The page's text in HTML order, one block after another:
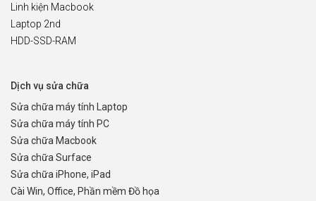
Linh kiện Macbook
Laptop 2nd
HDD-SSD-RAM
Dịch vụ sửa chữa
Sửa chữa máy tính Laptop
Sửa chữa máy tính PC
Sửa chữa Macbook
Sửa chữa Surface
Sửa chữa iPhone, iPad
Cài Win, Office, Phần mềm Đồ họa